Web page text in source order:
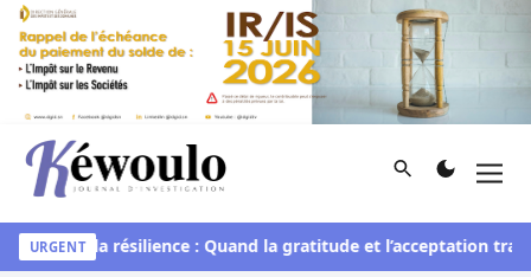
Aller au contenu
Kéwoulo, le premier site d'information et d'investigation
Rechercher
URGENT
L’art de la résilience : Quand la gratitude et l’acceptation